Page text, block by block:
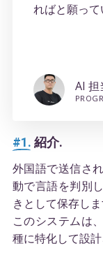
#1. 紹介.
外国語で送信さ
動で言語を判別
きとして保存しま
このシステムは
種に特化して設計
ればと願って
AI 担